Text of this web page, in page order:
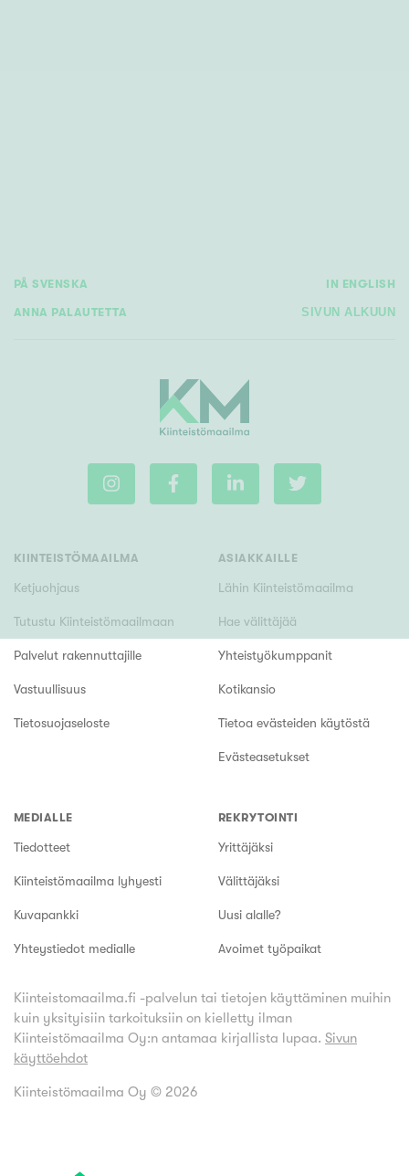
PÅ SVENSKA IN ENGLISH
ANNA PALAUTETTA SIVUN ALKUUN
KIINTEISTÖMAAILMA
Ketjuohjaus
Tutustu Kiinteistömaailmaan
Palvelut rakennuttajille
Vastuullisuus
Tietosuojaseloste
ASIAKKAILLE
Lähin Kiinteistömaailma
Hae välittäjää
Yhteistyökumppanit
Kotikansio
Tietoa evästeiden käytöstä
Evästeasetukset
MEDIALLE
Tiedotteet
Kiinteistömaailma lyhyesti
Kuvapankki
Yhteystiedot medialle
REKRYTOINTI
Yrittäjäksi
Välittäjäksi
Uusi alalle?
Avoimet työpaikat
Kiinteistomaailma.fi -palvelun tai tietojen käyttäminen muihin
kuin yksityisiin tarkoituksiin on kielletty ilman
Kiinteistömaailma Oy:n antamaa kirjallista lupaa. Sivun
käyttöehdot
Kiinteistömaailma Oy © 2026